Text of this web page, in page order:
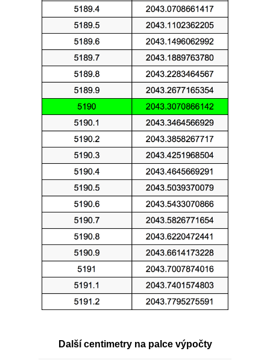
Další centimetry na palce výpočty